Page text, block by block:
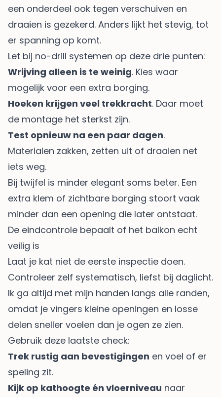
een onderdeel ook tegen verschuiven en
draaien is gezekerd. Anders lijkt het stevig, tot
er spanning op komt.
Let bij no-drill systemen op deze drie punten:
Wrijving alleen is te weinig. Kies waar
mogelijk voor een extra borging.
Hoeken krijgen veel trekkracht. Daar moet
de montage het sterkst zijn.
Test opnieuw na een paar dagen.
Materialen zakken, zetten uit of draaien net
iets weg.
Bij twijfel is minder elegant soms beter. Een
extra klem of zichtbare borging stoort vaak
minder dan een opening die later ontstaat.
De eindcontrole bepaalt of het balkon echt
veilig is
Laat je kat niet de eerste inspectie doen.
Controleer zelf systematisch, liefst bij daglicht.
Ik ga altijd met mijn handen langs alle randen,
omdat je vingers kleine openingen en losse
delen sneller voelen dan je ogen ze zien.
Gebruik deze laatste check:
Trek rustig aan bevestigingen en voel of er
speling zit.
Kijk op kathoogte én vloerniveau naar